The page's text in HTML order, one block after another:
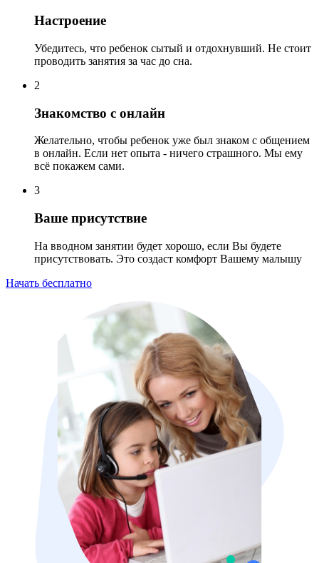
Настроение
Убедитесь, что ребенок сытый и отдохнувший. Не стоит
проводить занятия за час до сна.
2
Знакомство с онлайн
Желательно, чтобы ребенок уже был знаком с общением
в онлайн. Если нет опыта - ничего страшного. Мы ему
всё покажем сами.
3
Ваше присутствие
На вводном занятии будет хорошо, если Вы будете
присутствовать. Это создаст комфорт Вашему малышу
Начать бесплатно